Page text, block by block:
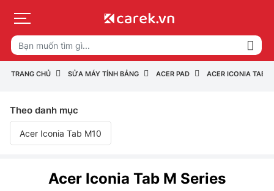
TRANG CHỦ SỬA MÁY TÍNH BẢNG ACER PAD ACER ICONIA TAB M
Theo danh mục
Acer Iconia Tab M10
Acer Iconia Tab M Series